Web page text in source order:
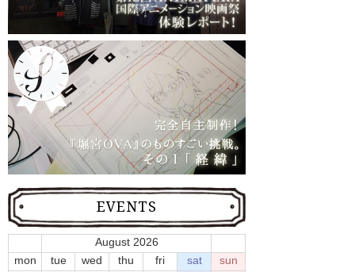
EVENTS
August 2026
mon
tue wed thu fri sat sun